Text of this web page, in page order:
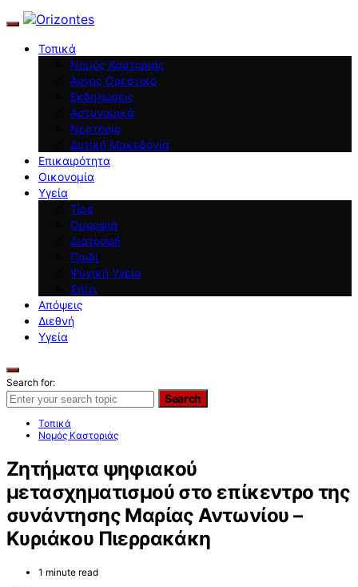
Τοπικά
Νομός Καστοριάς
Άργος Ορεστικό
Εκδηλώσεις
Αστυνομικά
Νεστόριο
Δυτική Μακεδονία
Επικαιρότητα
Οικονομία
Υγεία
Tips
Ομορφιά
Διατροφή
Παιδί
Ψυχική Υγεία
Σπίτι
Απόψεις
Διεθνή
Υγεία
Search for:
Search
Τοπικά
Νομός Καστοριάς
Ζητήματα ψηφιακού
μετασχηματισμού στο επίκεντρο της
συνάντησης Μαρίας Αντωνίου –
Κυριάκου Πιερρακάκη
1 minute read